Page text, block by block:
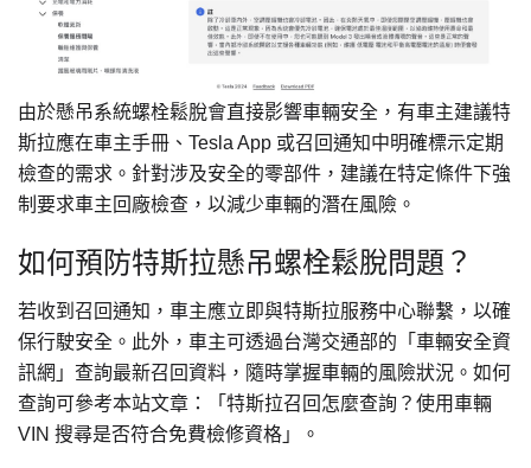
由於懸吊系統螺栓鬆脫會直接影響車輛安全，有車主建議特
斯拉應在車主手冊、Tesla App 或召回通知中明確標示定期
檢查的需求。針對涉及安全的零部件，建議在特定條件下強
制要求車主回廠檢查，以減少車輛的潛在風險。
如何預防特斯拉懸吊螺栓鬆脫問題？
若收到召回通知，車主應立即與特斯拉服務中心聯繫，以確
保行駛安全。此外，車主可透過台灣交通部的「車輛安全資
訊網」查詢最新召回資料，隨時掌握車輛的風險狀況。如何
查詢可參考本站文章：「特斯拉召回怎麼查詢？使用車輛
VIN 搜尋是否符合免費檢修資格」。